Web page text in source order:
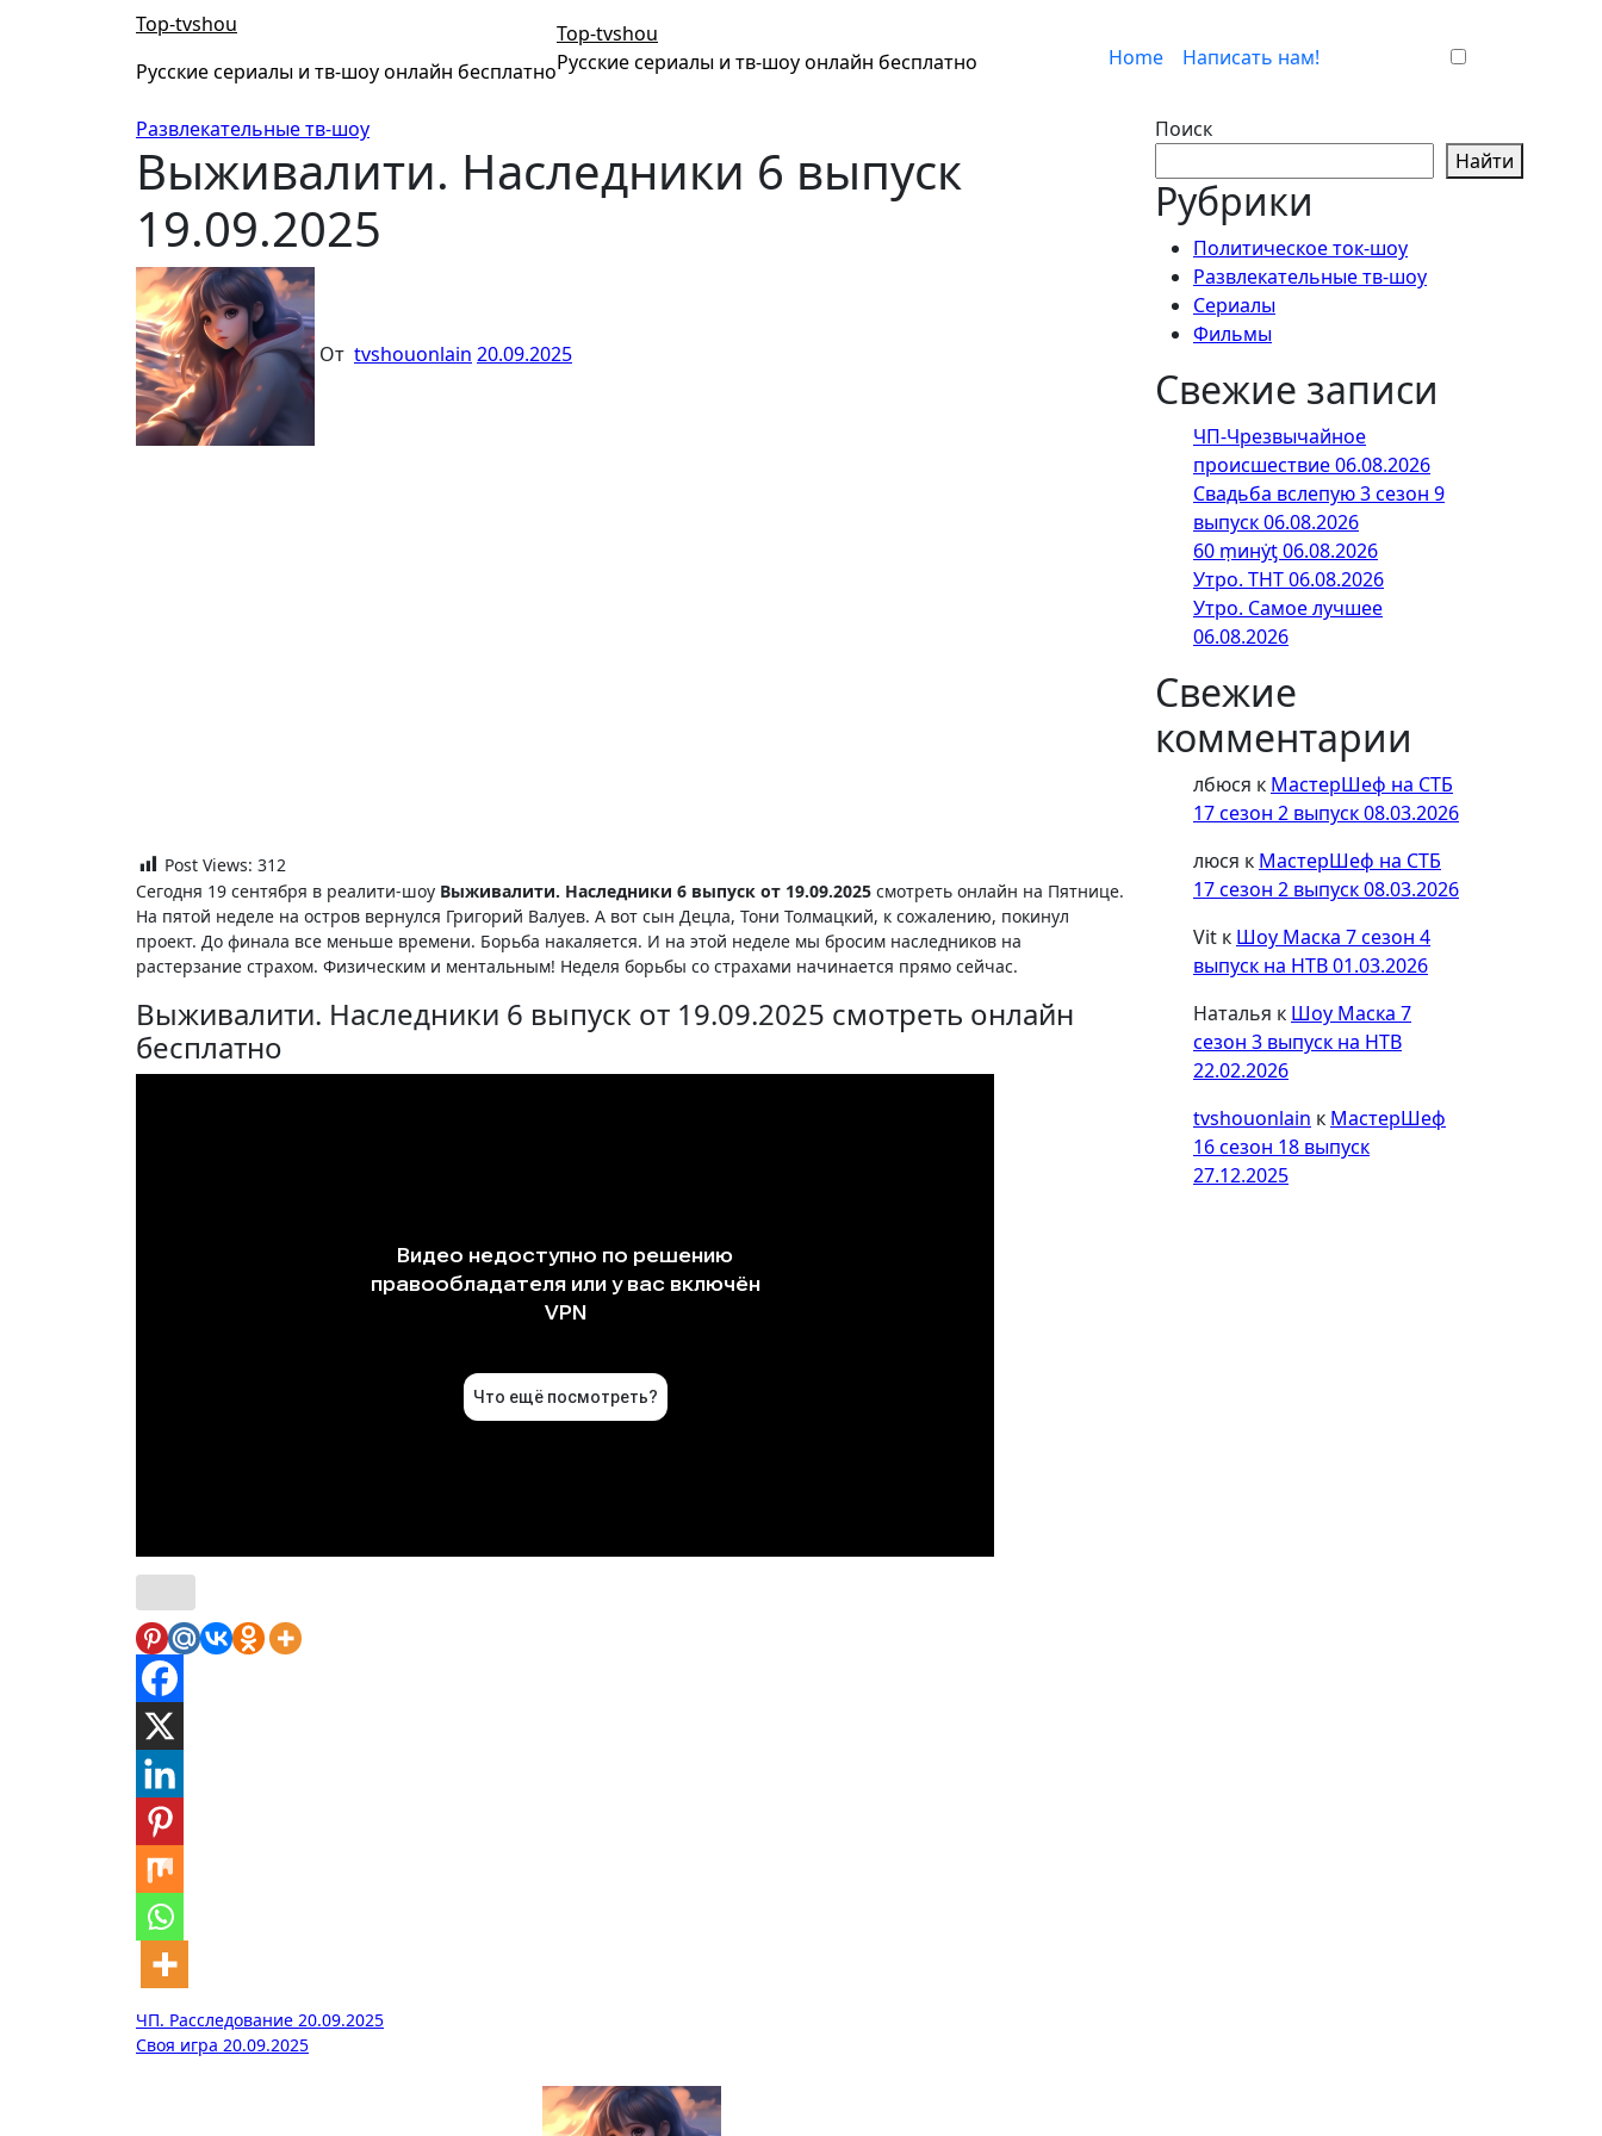
Top-tvshou
Русские сериалы и тв-шоу онлайн бесплатно
Top-tvshou
Русские сериалы и тв-шоу онлайн бесплатно
Home Написать нам!
Развлекательные тв-шоу
Выживалити. Наследники 6 выпуск
19.09.2025
От tvshouonlain 20.09.2025
Post Views: 312
Сегодня 19 сентября в реалити-шоу Выживалити. Наследники 6 выпуск от 19.09.2025 смотреть онлайн на Пятнице.
На пятой неделе на остров вернулся Григорий Валуев. А вот сын Децла, Тони Толмацкий, к сожалению, покинул
проект. До финала все меньше времени. Борьба накаляется. И на этой неделе мы бросим наследников на
растерзание страхом. Физическим и ментальным! Неделя борьбы со страхами начинается прямо сейчас.
Выживалити. Наследники 6 выпуск от 19.09.2025 смотреть онлайн
бесплатно
Навигация
ЧП. Расследование 20.09.2025
Своя игра 20.09.2025
Поиск
Найти
Рубрики
Политическое ток-шоу
Развлекательные тв-шоу
Сериалы
Фильмы
Свежие записи
ЧП-Чрезвычайное
происшествие 06.08.2026
Свадьба вслепую 3 сезон 9
выпуск 06.08.2026
60 ṃинẏƫ 06.08.2026
Утро. ТНТ 06.08.2026
Утро. Самое лучшее
06.08.2026
Свежие
комментарии
лбюся к МастерШеф на СТБ
17 сезон 2 выпуск 08.03.2026
люся к МастерШеф на СТБ
17 сезон 2 выпуск 08.03.2026
Vit к Шоу Маска 7 сезон 4
выпуск на НТВ 01.03.2026
Наталья к Шоу Маска 7
сезон 3 выпуск на НТВ
22.02.2026
tvshouonlain к МастерШеф
16 сезон 18 выпуск
27.12.2025